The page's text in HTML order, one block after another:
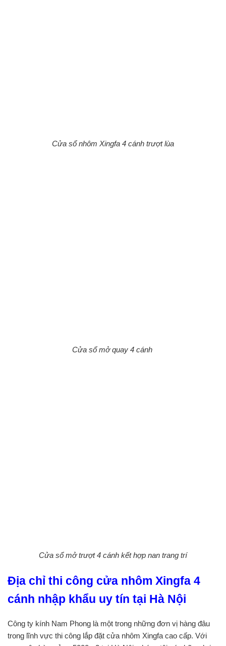
Cửa sổ nhôm Xingfa 4 cánh trượt lùa
Cửa sổ mở quay 4 cánh
Cửa sổ mở trượt 4 cánh kết hợp nan trang trí
Địa chỉ thi công cửa nhôm Xingfa 4
cánh nhập khẩu uy tín tại Hà Nội
Công ty kính Nam Phong là một trong những đơn vị hàng đâu
trong lĩnh vực thi công lắp đặt cửa nhôm Xingfa cao cấp. Với